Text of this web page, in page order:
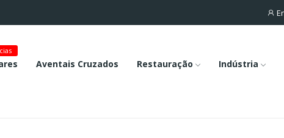
Aventais Cruzados Restauração Indústria